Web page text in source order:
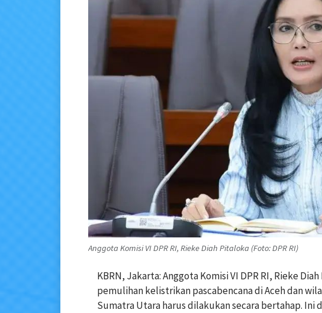
Anggota Komisi VI DPR RI, Rieke Diah Pitaloka (Foto: DPR RI)
KBRN, Jakarta: Anggota Komisi VI DPR RI, Rieke
pemulihan kelistrikan pascabencana di Aceh dan
Sumatra Utara harus dilakukan secara bertahap.